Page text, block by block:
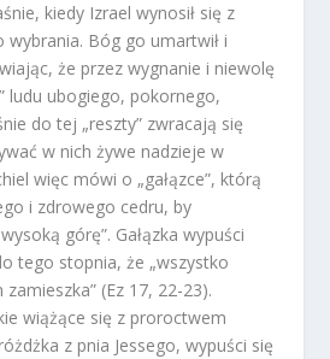
kiedy Izrael wynosił się z
Bóg go umartwił i
że przez wygnanie i niewolę
ludu ubogiego, pokornego,
do tej „reszty” zwracają się
w nich żywe nadzieje w
więc mówi o „gałązce”, którą
i zdrowego cedru, by
górę”. Gałązka wypuści
tego stopnia, że „wszystko
(Ez 17, 22-23).
wiążące się z proroctwem
z pnia Jessego, wypuści się